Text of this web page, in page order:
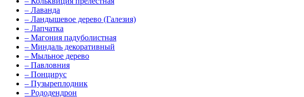
– Лаванда
– Ландышевое дерево (Галезия)
– Лапчатка
– Магония падуболистная
– Миндаль декоративный
– Мыльное дерево
– Павловния
– Понцирус
– Пузыреплодник
– Рододендрон